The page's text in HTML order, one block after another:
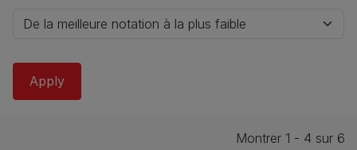
Montrer 1 - 4 sur 6